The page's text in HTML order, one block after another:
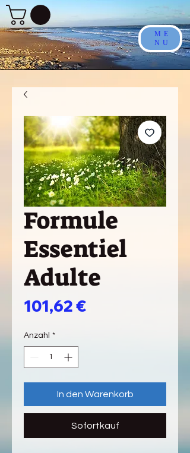
ME
NU
Formule
Essentiel
Adulte
101,62 €Preis
Anzahl *
In den Warenkorb
Sofortkauf